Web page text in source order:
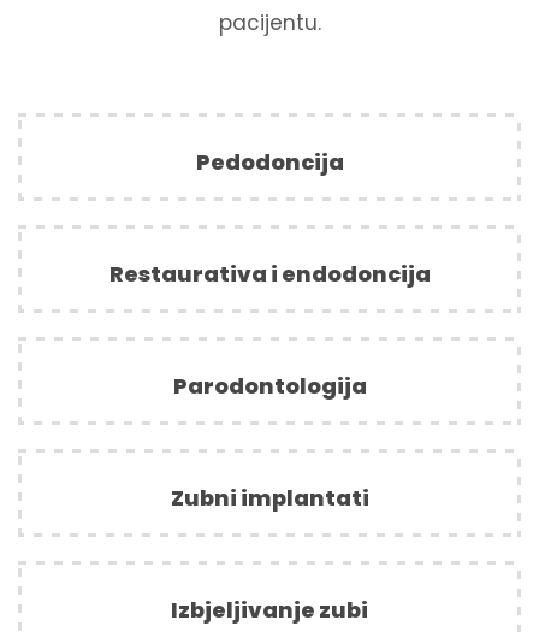
l
u
g
e
pacijentu.
Pedodoncija
Restaurativa i endodoncija
Parodontologija
Zubni implantati
Izbjeljivanje zubi